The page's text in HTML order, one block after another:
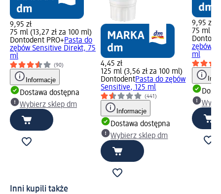
9,95 zł
75 ml (13,27 zł za 100 ml)
Dontodent PRO+Pasta do
zębów Sensitive Direkt, 75
ml
(90)
Informacje
Dostawa dostępna
Wybierz sklep dm
4,45 zł
125 ml (3,56 zł za 100 ml)
DontodentPasta do zębów
Sensitive, 125 ml
(441)
Informacje
Dostawa dostępna
Wybierz sklep dm
9,95 zł
75 ml
zębów z
ml
Inni kupili także